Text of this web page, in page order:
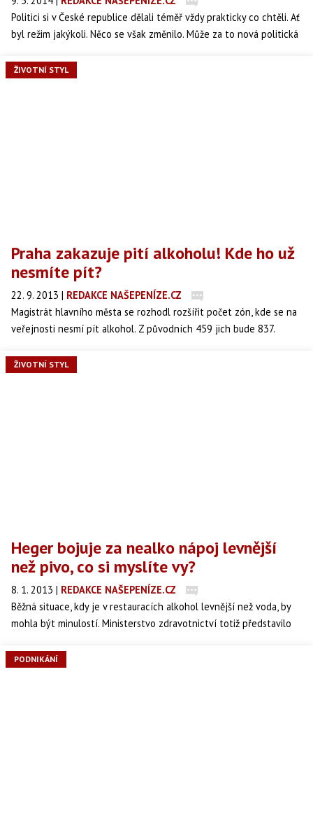
Politici si v České republice dělali téměř vždy prakticky co chtěli. Ať
byl režim jakýkoli. Něco se však změnilo. Může za to nová politická
Jedním z posledních kroků je omezení alkoholu při jednání
ŽIVOTNÍ STYL
Praha zakazuje pití alkoholu! Kde ho už
nesmíte pít?
22. 9. 2013 | REDAKCE NAŠEPENÍZE.CZ
Magistrát hlavního města se rozhodl rozšířit počet zón, kde se na
veřejnosti nesmí pít alkohol. Z původních 459 jich bude 837.
začne platit?
ŽIVOTNÍ STYL
Heger bojuje za nealko nápoj levnější
než pivo, co si myslíte vy?
8. 1. 2013 | REDAKCE NAŠEPENÍZE.CZ
Běžná situace, kdy je v restauracích alkohol levnější než voda, by
mohla být minulostí. Ministerstvo zdravotnictví totiž představilo
PODNIKÁNÍ